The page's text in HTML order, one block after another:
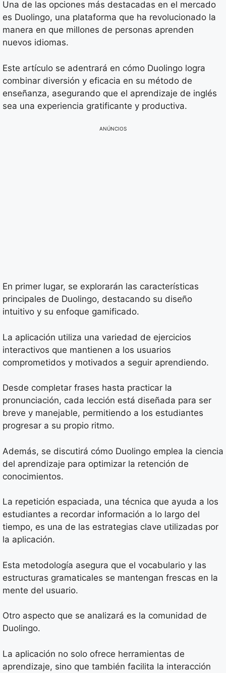
Una de las opciones más destacadas en el mercado
es Duolingo, una plataforma que ha revolucionado la
manera en que millones de personas aprenden
nuevos idiomas.
Este artículo se adentrará en cómo Duolingo logra
combinar diversión y eficacia en su método de
enseñanza, asegurando que el aprendizaje de inglés
sea una experiencia gratificante y productiva.
ANÚNCIOS
En primer lugar, se explorarán las características
principales de Duolingo, destacando su diseño
intuitivo y su enfoque gamificado.
La aplicación utiliza una variedad de ejercicios
interactivos que mantienen a los usuarios
comprometidos y motivados a seguir aprendiendo.
Desde completar frases hasta practicar la
pronunciación, cada lección está diseñada para ser
breve y manejable, permitiendo a los estudiantes
progresar a su propio ritmo.
Además, se discutirá cómo Duolingo emplea la ciencia
del aprendizaje para optimizar la retención de
conocimientos.
La repetición espaciada, una técnica que ayuda a los
estudiantes a recordar información a lo largo del
tiempo, es una de las estrategias clave utilizadas por
la aplicación.
Esta metodología asegura que el vocabulario y las
estructuras gramaticales se mantengan frescas en la
mente del usuario.
Otro aspecto que se analizará es la comunidad de
Duolingo.
La aplicación no solo ofrece herramientas de
aprendizaje, sino que también facilita la interacción